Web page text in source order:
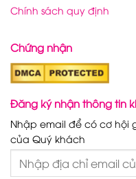
Chính sách quy định
Chứng nhận
Đăng ký nhận thông tin
Nhập email để có cơ hội
của Quý khách